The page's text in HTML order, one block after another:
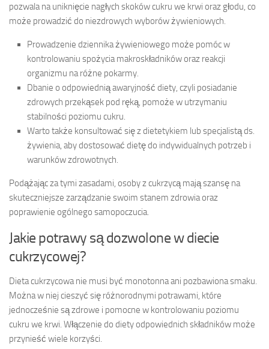
pozwala na uniknięcie nagłych skoków cukru we krwi oraz głodu, co
może prowadzić do niezdrowych wyborów żywieniowych.
Prowadzenie dziennika żywieniowego może pomóc w
kontrolowaniu spożycia makroskładników oraz reakcji
organizmu na różne pokarmy.
Dbanie o odpowiednią awaryjność diety, czyli posiadanie
zdrowych przekąsek pod ręką, pomoże w utrzymaniu
stabilności poziomu cukru.
Warto także konsultować się z dietetykiem lub specjalistą ds.
żywienia, aby dostosować dietę do indywidualnych potrzeb i
warunków zdrowotnych.
Podążając za tymi zasadami, osoby z cukrzycą mają szansę na
skuteczniejsze zarządzanie swoim stanem zdrowia oraz
poprawienie ogólnego samopoczucia.
Jakie potrawy są dozwolone w diecie
cukrzycowej?
Dieta cukrzycowa nie musi być monotonna ani pozbawiona smaku.
Można w niej cieszyć się różnorodnymi potrawami, które
jednocześnie są zdrowe i pomocne w kontrolowaniu poziomu
cukru we krwi. Włączenie do diety odpowiednich składników może
przynieść wiele korzyści.